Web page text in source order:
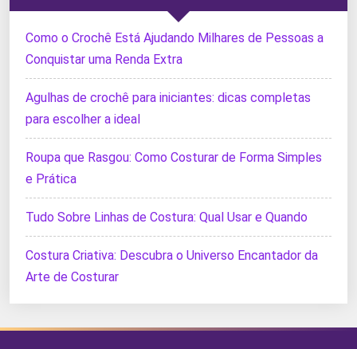
Como o Crochê Está Ajudando Milhares de Pessoas a
Conquistar uma Renda Extra
Agulhas de crochê para iniciantes: dicas completas
para escolher a ideal
Roupa que Rasgou: Como Costurar de Forma Simples
e Prática
Tudo Sobre Linhas de Costura: Qual Usar e Quando
Costura Criativa: Descubra o Universo Encantador da
Arte de Costurar